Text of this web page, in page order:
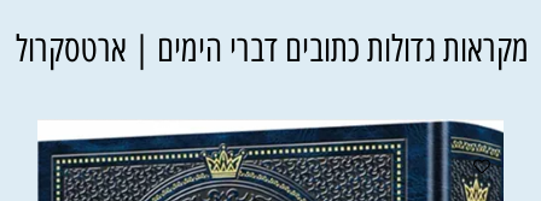
מקראות גדולות כתובים דברי הימים | ארטסקרול